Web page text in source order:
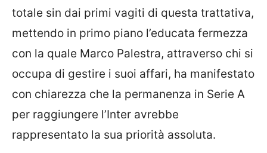
totale sin dai primi vagiti di questa trattativa,
mettendo in primo piano l’educata fermezza
con la quale Marco Palestra, attraverso chi si
occupa di gestire i suoi affari, ha manifestato
con chiarezza che la permanenza in Serie A
per raggiungere l’Inter avrebbe
rappresentato la sua priorità assoluta.